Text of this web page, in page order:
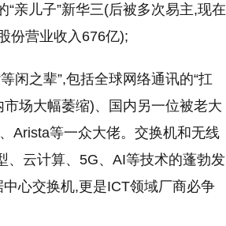
亲儿子”新华三(后被多次易主,现在
份营业收入676亿);
闲之辈”,包括全球网络通讯的“扛
场大幅萎缩)、国内另一位被老大
Arista等一众大佬。交换机和无线
、云计算、5G、AI等技术的蓬勃发
心交换机,更是ICT领域厂商必争